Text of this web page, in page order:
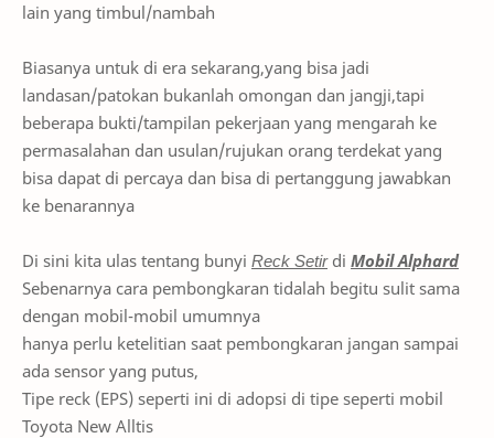
lain yang timbul/nambah
Biasanya untuk di era sekarang,yang bisa jadi
landasan/patokan bukanlah omongan dan jangji,tapi
beberapa bukti/tampilan pekerjaan yang mengarah ke
permasalahan dan usulan/rujukan orang terdekat yang
bisa dapat di percaya dan bisa di pertanggung jawabkan
ke benarannya
Di sini kita ulas tentang bunyi Reck Setirdi Mobil Alphard
Sebenarnya cara pembongkaran tidalah begitu sulit sama
dengan mobil-mobil umumnya
hanya perlu ketelitian saat pembongkaran jangan sampai
ada sensor yang putus,
Tipe reck (EPS) seperti ini di adopsi di tipe seperti mobil
Toyota New Alltis